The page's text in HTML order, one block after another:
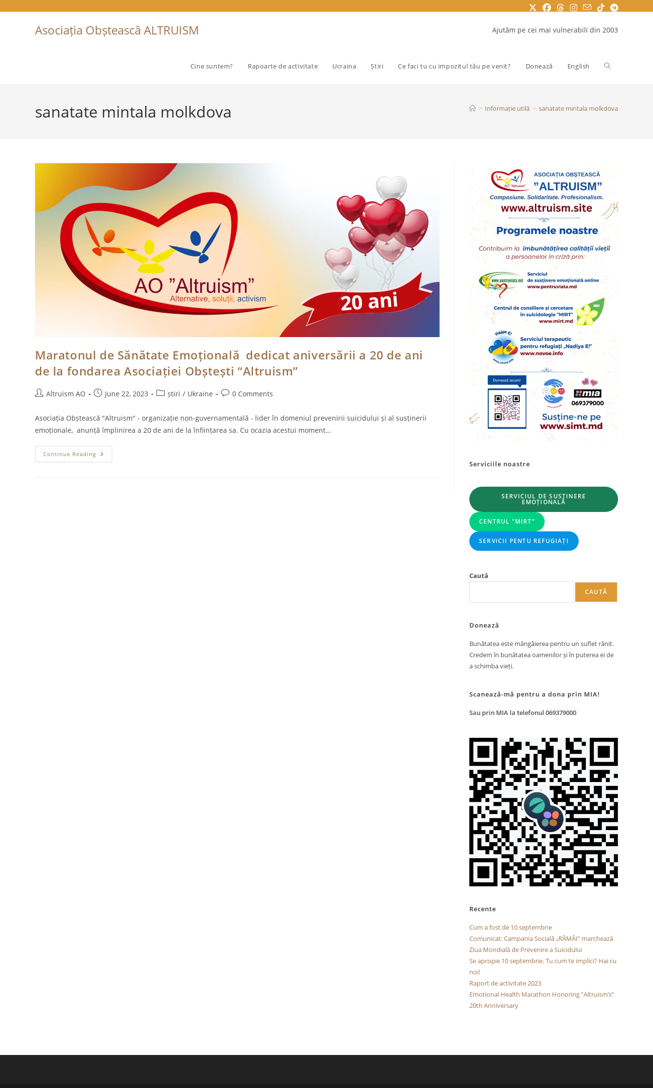
Asociația Obștească ALTRUISM Ajutăm pe cei mai vulnerabili din 2003
Cine suntem? Rapoarte de activitate Ucraina Știri Ce faci tu cu impozitul tău pe venit? Donează English Toggle
sanatate mintala molkdova > Informație utilă > sanatate mintala molkdova
Maratonul de Sănătate Emoțională dedicat aniversării a 20 de ani
de la fondarea Asociației Obștești “Altruism”
PostAltruism AO
PostJune 22, 2023
Postștiri / Ukraine
Post0 Comments
Asociația Obștească "Altruism" - organizație non-guvernamentală - lider în domeniul prevenirii suicidului și al susținerii
emoționale, anunță împlinirea a 20 de ani de la înființarea sa. Cu ocazia acestui moment…
Continue Reading Maratonul
De Serviciile noastre
SERVICIUL DE SUSȚINERE
EMOȚIONALĂ
CENTRUL ”MIRT”
SERVICII PENTU REFUGIAȚI
Caută
CAUTĂ
Donează
Bunătatea este mângâierea pentru un suflet rănit.
Credem în bunătatea oamenilor și în puterea ei de
a schimba vieți.
Scanează-mă pentru a dona prin MIA!
Sau prin MIA la telefonul 069379000
Recente
Cum a fost de 10 septembrie
Comunicat: Campania Socială „RĂMÂI” marchează
Ziua Mondială de Prevenire a Suicidului
Se apropie 10 septembrie. Tu cum te implici? Hai cu
noi!
Raport de activitate 2023
Emotional Health Marathon Honoring “Altruism’s”
20th Anniversary